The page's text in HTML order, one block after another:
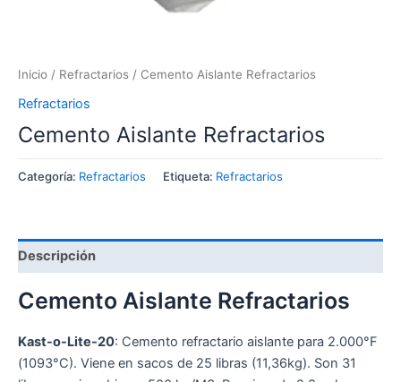
Inicio / Refractarios / Cemento Aislante Refractarios
Refractarios
Cemento Aislante Refractarios
Categoría: Refractarios Etiqueta: Refractarios
Descripción
Cemento Aislante Refractarios
Kast-o-Lite-20: Cemento refractario aislante para 2.000°F
(1093°C). Viene en sacos de 25 libras (11,36kg). Son 31